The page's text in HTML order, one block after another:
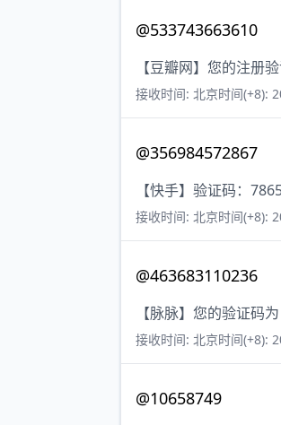
@533743663610
【豆瓣网】您的注册
接收时间: 北京时间(+8):
@356984572867
【快手】验证码：
接收时间: 北京时间(+8):
@463683110236
【脉脉】您的验证码
接收时间: 北京时间(+8):
@10658749